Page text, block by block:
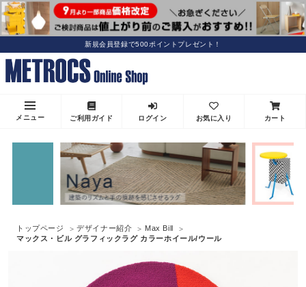
新規会員登録で500ポイントプレゼント！
メニュー ご利用ガイド ログイン お気に入り カート
トップページ デザイナー紹介
Max Bill
マックス・ビル グラフィックラグ カラーホイール/ウール